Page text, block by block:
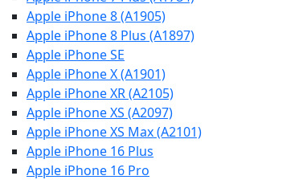
Apple iPhone 8 (A1905)
Apple iPhone 8 Plus (A1897)
Apple iPhone SE
Apple iPhone X (A1901)
Apple iPhone XR (A2105)
Apple iPhone XS (A2097)
Apple iPhone XS Max (A2101)
Apple iPhone 16 Plus
Apple iPhone 16 Pro